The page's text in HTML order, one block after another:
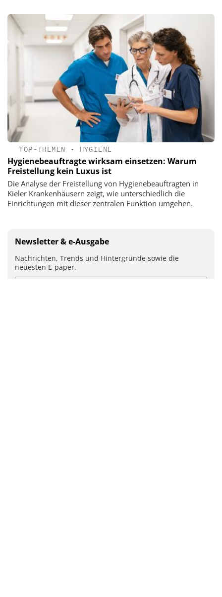
TOP-THEMEN • HYGIENE
Hygienebeauftragte wirksam einsetzen: Warum
Freistellung kein Luxus ist
Die Analyse der Freistellung von Hygienebeauftragten in
Kieler Krankenhäusern zeigt, wie unterschiedlich die
Einrichtungen mit dieser zentralen Funktion umgehen.
Newsletter & e-Ausgabe
Nachrichten, Trends und Hintergründe sowie die
neuesten E-paper.